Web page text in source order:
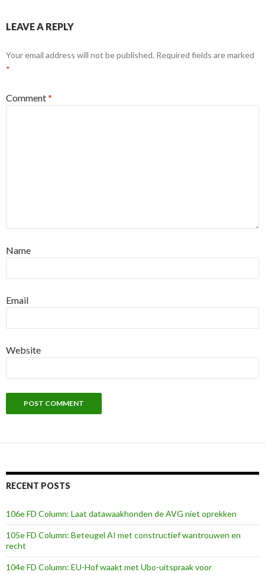
LEAVE A REPLY
Your email address will not be published. Required fields are marked
*
Comment*
Name
Email
Website
RECENT POSTS
106e FD Column: Laat datawaakhonden de AVG niet oprekken
105e FD Column: Beteugel AI met constructief wantrouwen en
recht
104e FD Column: EU-Hof waakt met Ubo-uitspraak voor